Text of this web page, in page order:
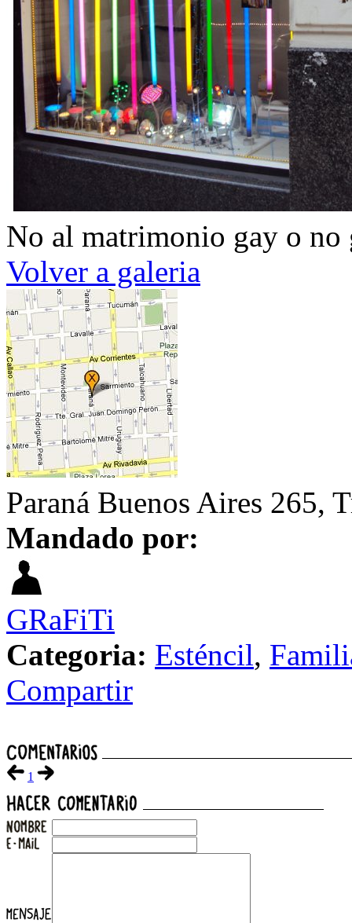
No al matrimonio gay o no
Volver a galeria
Paraná Buenos Aires 265,
Mandado por:
GRaFiTi
Categoria: Esténcil,
Compartir
1